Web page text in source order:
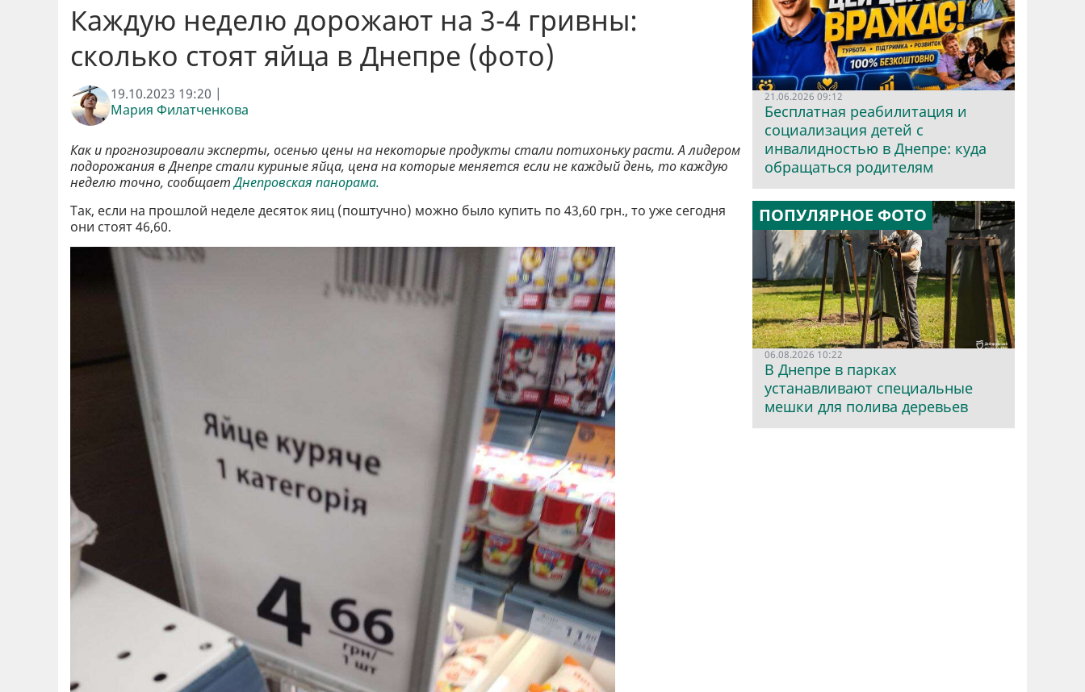
Каждую неделю дорожают на 3-4 гривны:
сколько стоят яйца в Днепре (фото)
19.10.2023 19:20 |
Мария Филатченкова
Как и прогнозировали эксперты, осенью цены на некоторые продукты стали потихоньку расти. А лидером
подорожания в Днепре стали куриные яйца, цена на которые меняется если не каждый день, то каждую
неделю точно, сообщаетДнепровская панорама.
Так, если на прошлой неделе десяток яиц (поштучно) можно было купить по 43,60 грн., то уже сегодня
они стоят 46,60.
21.06.2026 09:12
Бесплатная реабилитация и
социализация детей с
инвалидностью в Днепре: куда
обращаться родителям
ПОПУЛЯРНОЕ ФОТО
06.08.2026 10:22
В Днепре в парках
устанавливают специальные
мешки для полива деревьев